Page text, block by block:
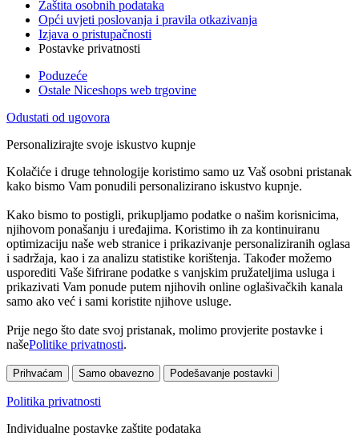
Zaštita osobnih podataka
Opći uvjeti poslovanja i pravila otkazivanja
Izjava o pristupačnosti
Postavke privatnosti
Poduzeće
Ostale Niceshops web trgovine
Odustati od ugovora
Personalizirajte svoje iskustvo kupnje
Kolačiće i druge tehnologije koristimo samo uz Vaš osobni pristanak
kako bismo Vam ponudili personalizirano iskustvo kupnje.
Kako bismo to postigli, prikupljamo podatke o našim korisnicima,
njihovom ponašanju i uređajima. Koristimo ih za kontinuiranu
optimizaciju naše web stranice i prikazivanje personaliziranih oglasa
i sadržaja, kao i za analizu statistike korištenja. Također možemo
usporediti Vaše šifrirane podatke s vanjskim pružateljima usluga i
prikazivati Vam ponude putem njihovih online oglašivačkih kanala
samo ako već i sami koristite njihove usluge.
Prije nego što date svoj pristanak, molimo provjerite postavke i
našePolitike privatnosti.
Prihvaćam Samo obavezno Podešavanje postavki
Politika privatnosti
Individualne postavke zaštite podataka